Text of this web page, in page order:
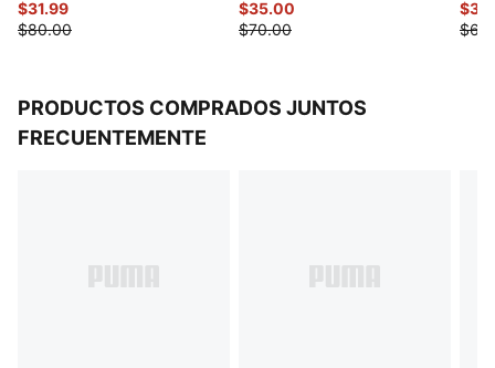
$31.99
$80.00
$35.00
$70.00
PRODUCTOS COMPRADOS JUNTOS
FRECUENTEMENTE